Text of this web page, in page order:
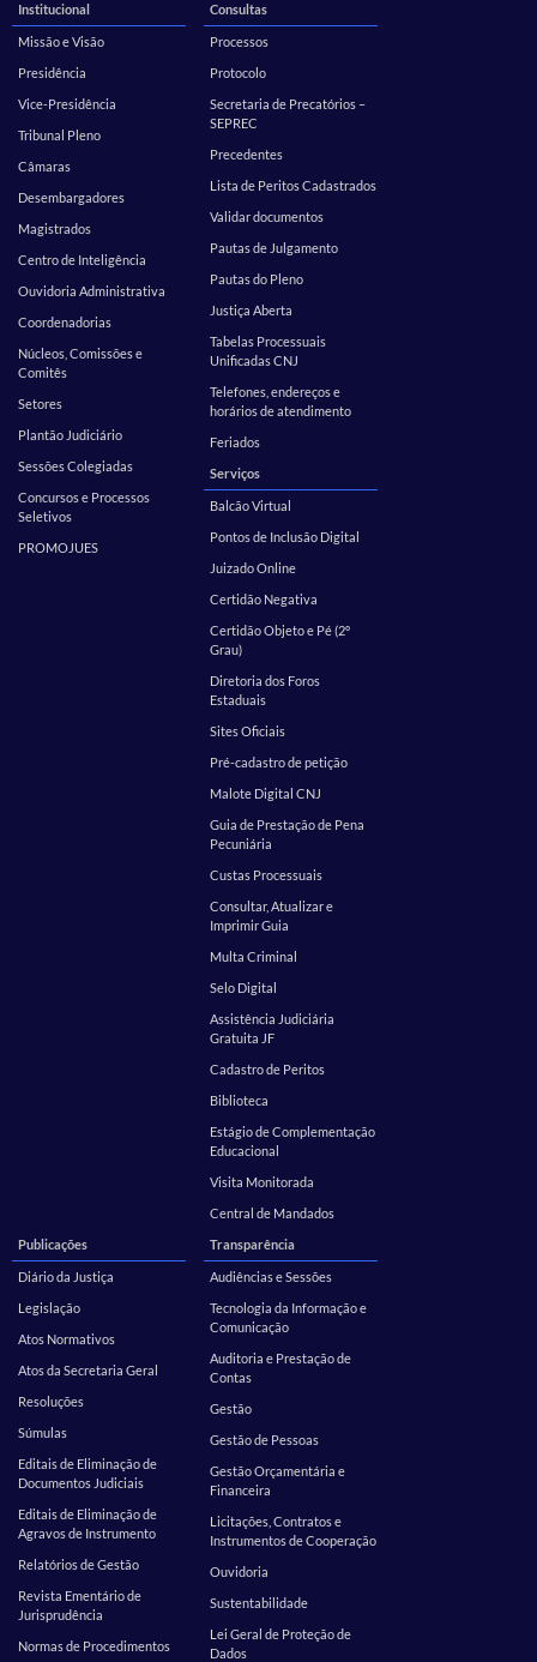
Institucional
Missão e Visão
Presidência
Vice-Presidência
Tribunal Pleno
Câmaras
Desembargadores
Magistrados
Centro de Inteligência
Ouvidoria Administrativa
Coordenadorias
Núcleos, Comissões e
Comitês
Setores
Plantão Judiciário
Sessões Colegiadas
Concursos e Processos
Seletivos
PROMOJUES
Consultas
Processos
Protocolo
Secretaria de Precatórios –
SEPREC
Precedentes
Lista de Peritos Cadastrados
Validar documentos
Pautas de Julgamento
Pautas do Pleno
Justiça Aberta
Tabelas Processuais
Unificadas CNJ
Telefones, endereços e
horários de atendimento
Feriados
Serviços
Balcão Virtual
Pontos de Inclusão Digital
Juizado Online
Certidão Negativa
Certidão Objeto e Pé (2º
Grau)
Diretoria dos Foros
Estaduais
Sites Oficiais
Pré-cadastro de petição
Malote Digital CNJ
Guia de Prestação de Pena
Pecuniária
Custas Processuais
Consultar, Atualizar e
Imprimir Guia
Multa Criminal
Selo Digital
Assistência Judiciária
Gratuita JF
Cadastro de Peritos
Biblioteca
Estágio de Complementação
Educacional
Visita Monitorada
Central de Mandados
Publicações
Diário da Justiça
Legislação
Atos Normativos
Atos da Secretaria Geral
Resoluções
Súmulas
Editais de Eliminação de
Documentos Judiciais
Editais de Eliminação de
Agravos de Instrumento
Relatórios de Gestão
Revista Ementário de
Jurisprudência
Normas de Procedimentos
Transparência
Audiências e Sessões
Tecnologia da Informação e
Comunicação
Auditoria e Prestação de
Contas
Gestão
Gestão de Pessoas
Gestão Orçamentária e
Financeira
Licitações, Contratos e
Instrumentos de Cooperação
Ouvidoria
Sustentabilidade
Lei Geral de Proteção de
Dados